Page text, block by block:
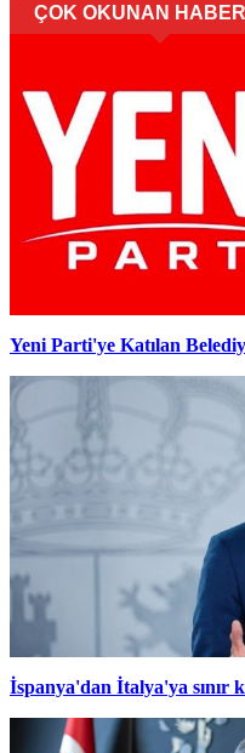
ÇOK OKUNAN
Yeni Parti'ye Katılan
İspanya'dan İtalya'ya sınır